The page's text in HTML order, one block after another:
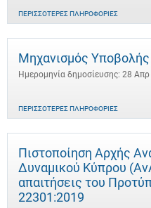
ΠΕΡΙΣΣΌΤΕΡΕΣ ΠΛΗΡΟΦΟΡΊΕΣ
Μηχανισμός
Ημερομηνία δημοσίευσης: 28
ΠΕΡΙΣΣΌΤΕΡΕΣ ΠΛΗΡΟΦΟΡΊΕΣ
Πιστοποίηση Αρχής
Δυναμικού Κύπρου
απαιτήσεις του
22301:2019